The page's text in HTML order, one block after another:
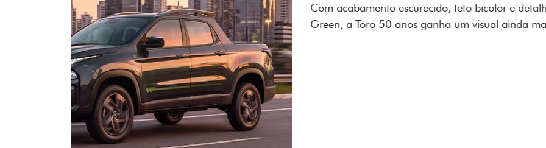
Os adesivos aplicados no
única dessa edição para lá